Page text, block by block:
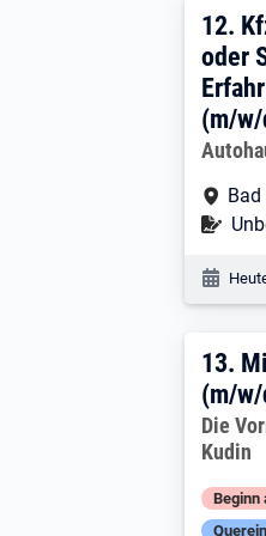
12.
12.
oder
(m/
13.
13.
(m/
Die
Kudin
Beginn